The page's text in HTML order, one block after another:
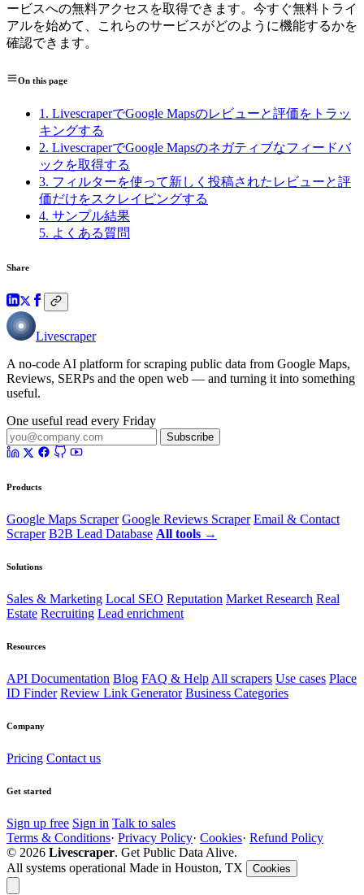
ービスへの無料アクセスを取得できます。今すぐ無料トライ
アルを始めて、これらのサービスがどのように機能するかを
確認できます。
On this page
1. LivescraperでGoogle Mapsのレビューと評価をトラッ
キングする
2. LivescraperでGoogle Mapsのネガティブなフィードバ
ックを取得する
3. フィルターを使って新しく投稿されたレビューと評
価だけをスクレイピングする
4. サンプル結果
5. よくある質問
Share
Livescraper
A no-code AI platform for scraping public data from Google Maps,
Reviews, SERPs and the open web — and turning it into something
useful.
One useful read every Friday
Subscribe
Products
Google Maps Scraper Google Reviews Scraper Email & Contact
Scraper B2B Lead Database All tools →
Solutions
Sales & Marketing Local SEO Reputation Market Research Real
Estate Recruiting Lead enrichment
Resources
API Documentation Blog FAQ & Help All scrapers Use cases Place
ID Finder Review Link Generator Business Categories
Company
Pricing Contact us
Get started
Sign up free Sign in Talk to sales
Terms & Conditions· Privacy Policy· Cookies· Refund Policy
© 2026 Livescraper. Get Public Data Alive.
All systems operational Made in Houston, TX Cookies